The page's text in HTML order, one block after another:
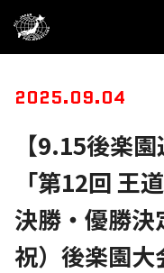
2025.09.04
【9.15後楽
「第12回 王
決勝・優勝決
祝）後楽園大